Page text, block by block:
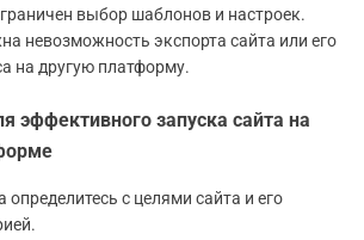
выбор шаблонов и настроек.
невозможность экспорта сайта или его
на другую платформу.
эффективного запуска сайта на
определитесь с целями сайта и его